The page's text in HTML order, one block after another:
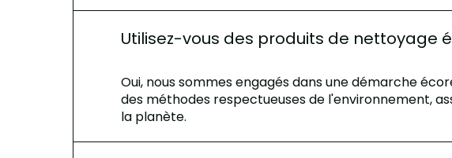
Utilisez-vous des produits de nettoyage
Oui, nous sommes engagés dans une démarche
des méthodes respectueuses de l'environnement,
la planète.